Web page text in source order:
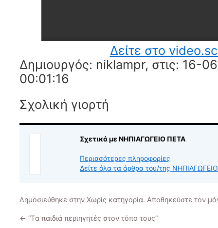
Δείτε στο
Δημιουργός: niklampr, στις: 16-
00:01:16
Σχολική γιορτή
Σχετικά με ΝΗΠΙΑΓΩΓΕΙΟ ΠΕΤΑ
Περισσότερες πληροφορίες
Δείτε όλα τα άρθρα του/της
Δημοσιεύθηκε στην Χωρίς κατηγορία. Αποθηκεύστε τον
← “Tα παιδιά περιηγητές στον τόπο τους”